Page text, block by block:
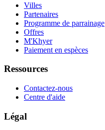
Villes
Partenaires
Programme de parrainage
Offres
M'Khyer
Paiement en espèces
Ressources
Contactez-nous
Centre d'aide
Légal